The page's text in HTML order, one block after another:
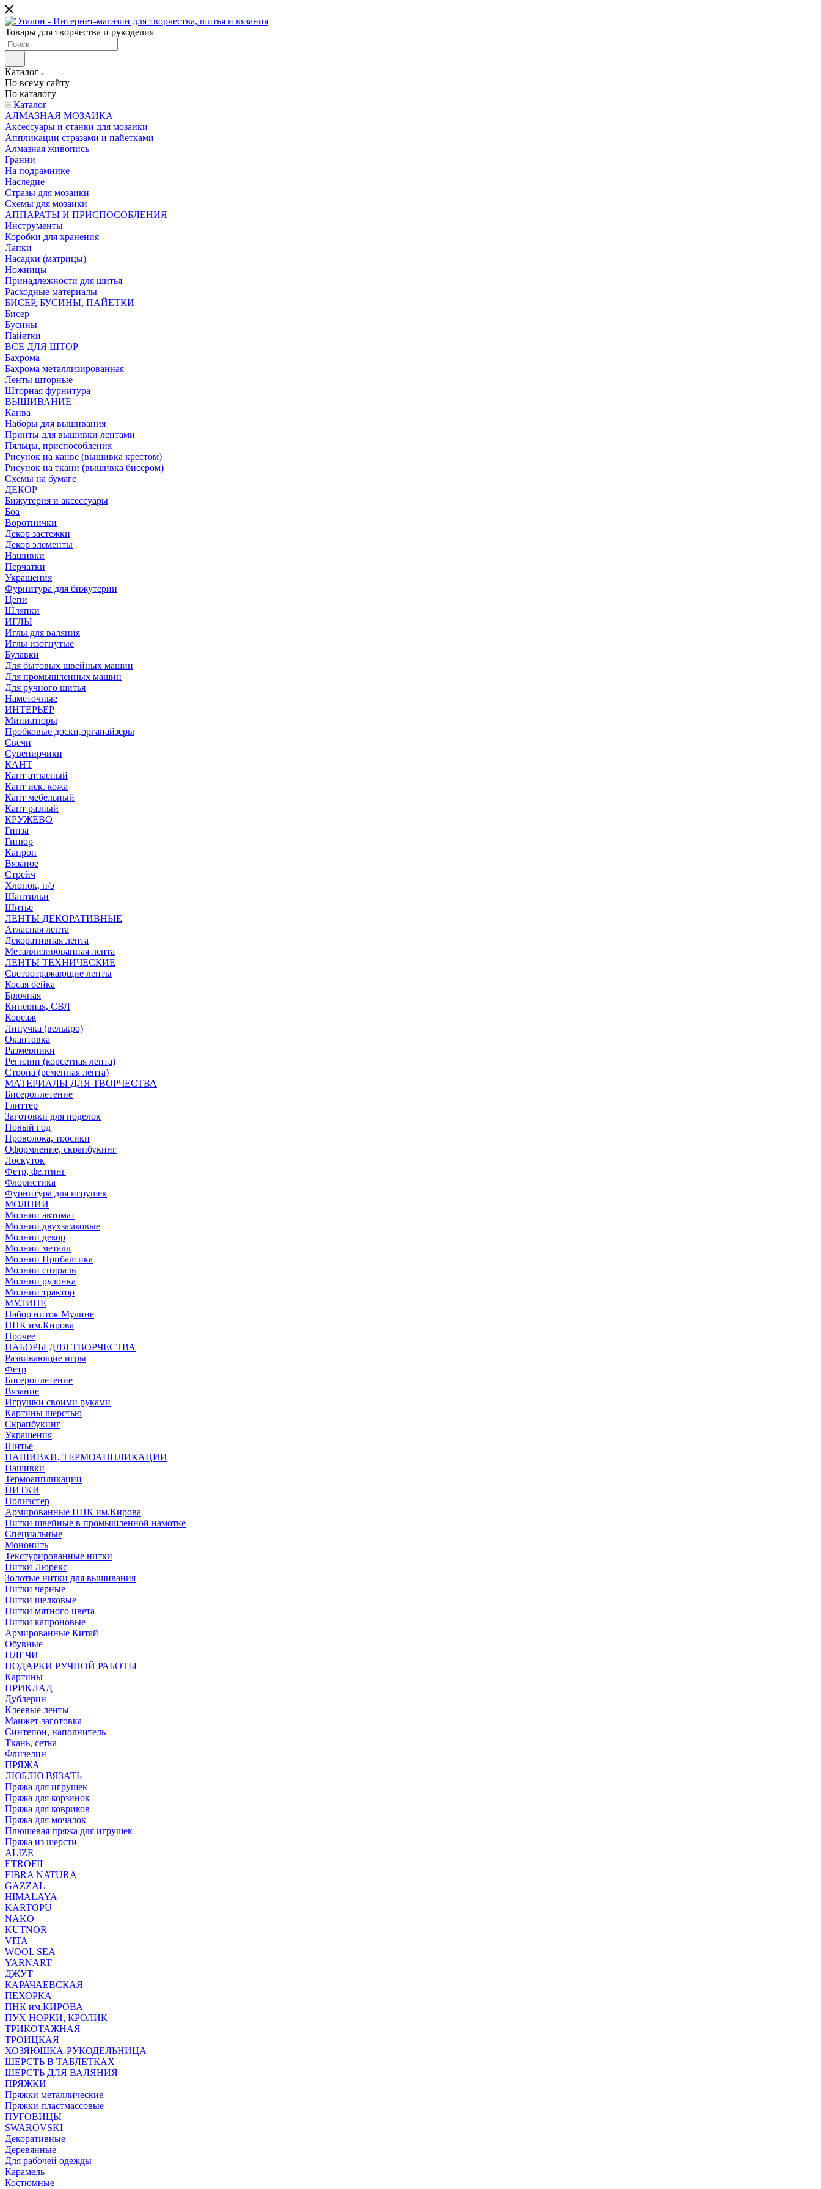
Товары для творчества и рукоделия
Каталог
По всему сайту
По каталогу
Каталог
АЛМАЗНАЯ МОЗАИКА
Аксессуары и станки для мозаики
Аппликации стразами и пайетками
Алмазная живопись
Гранни
На подрамнике
Наследие
Стразы для мозаики
Схемы для мозаики
АППАРАТЫ И ПРИСПОСОБЛЕНИЯ
Инструменты
Коробки для хранения
Лапки
Насадки (матрицы)
Ножницы
Принадлежности для шитья
Расходные материалы
БИСЕР, БУСИНЫ, ПАЙЕТКИ
Бисер
Бусины
Пайетки
ВСЕ ДЛЯ ШТОР
Бахрома
Бахрома металлизированная
Ленты шторные
Шторная фурнитура
ВЫШИВАНИЕ
Канва
Наборы для вышивания
Принты для вышивки лентами
Пяльцы, приспособления
Рисунок на канве (вышивка крестом)
Рисунок на ткани (вышивка бисером)
Схемы на бумаге
ДЕКОР
Бижутерия и аксессуары
Боа
Воротнички
Декор застежки
Декор элементы
Нашивки
Перчатки
Украшения
Фурнитура для бижутерии
Цепи
Шляпки
ИГЛЫ
Иглы для валяния
Иглы изогнутые
Булавки
Для бытовых швейных машин
Для промышленных машин
Для ручного шитья
Наметочные
ИНТЕРЬЕР
Миниатюры
Пробковые доски,органайзеры
Свечи
Сувенирчики
КАНТ
Кант атласный
Кант иск. кожа
Кант мебельный
Кант разный
КРУЖЕВО
Гинза
Гипюр
Капрон
Вязаное
Стрейч
Хлопок, п/э
Шантильи
Шитье
ЛЕНТЫ ДЕКОРАТИВНЫЕ
Атласная лента
Декоративная лента
Металлизированная лента
ЛЕНТЫ ТЕХНИЧЕСКИЕ
Светоотражающие ленты
Косая бейка
Брючная
Киперная, СВЛ
Корсаж
Липучка (велькро)
Окантовка
Размерники
Регилин (корсетная лента)
Стропа (ременная лента)
МАТЕРИАЛЫ ДЛЯ ТВОРЧЕСТВА
Бисероплетение
Глиттер
Заготовки для поделок
Новый год
Проволока, тросики
Оформление, скрапбукинг
Лоскуток
Фетр, фелтинг
Флористика
Фурнитура для игрушек
МОЛНИИ
Молнии автомат
Молнии двухзамковые
Молнии декор
Молнии металл
Молнии Прибалтика
Молнии спираль
Молнии рулонка
Молнии трактор
МУЛИНЕ
Набор ниток Мулине
ПНК им.Кирова
Прочее
НАБОРЫ ДЛЯ ТВОРЧЕСТВА
Развивающие игры
Фетр
Бисероплетение
Вязание
Игрушки своими руками
Картины шерстью
Скрапбукинг
Украшения
Шитье
НАШИВКИ, ТЕРМОАППЛИКАЦИИ
Нашивки
Термоаппликации
НИТКИ
Полиэстер
Армированные ПНК им.Кирова
Нитки швейные в промышленной намотке
Специальные
Мононить
Текстурированные нитки
Нитки Люрекс
Золотые нитки для вышивания
Нитки черные
Нитки шелковые
Нитки мятного цвета
Нитки капроновые
Армированные Китай
Обувные
ПЛЕЧИ
ПОДАРКИ РУЧНОЙ РАБОТЫ
Картины
ПРИКЛАД
Дублерин
Клеевые ленты
Манжет-заготовка
Синтепон, наполнитель
Ткань, сетка
Флизелин
ПРЯЖА
ЛЮБЛЮ ВЯЗАТЬ
Пряжа для игрушек
Пряжа для корзинок
Пряжа для ковриков
Пряжа для мочалок
Плюшевая пряжа для игрушек
Пряжа из шерсти
ALIZE
ETROFIL
FIBRA NATURA
GAZZAL
HIMALAYA
KARTOPU
NAKO
KUTNOR
VITA
WOOL SEA
YARNART
ДЖУТ
КАРАЧАЕВСКАЯ
ПЕХОРКА
ПНК им.КИРОВА
ПУХ НОРКИ, КРОЛИК
ТРИКОТАЖНАЯ
ТРОИЦКАЯ
ХОЗЯЮШКА-РУКОДЕЛЬНИЦА
ШЕРСТЬ В ТАБЛЕТКАХ
ШЕРСТЬ ДЛЯ ВАЛЯНИЯ
ПРЯЖКИ
Пряжки металлические
Пряжки пластмассовые
ПУГОВИЦЫ
SWAROVSKI
Декоративные
Деревянные
Для рабочей одежды
Карамель
Костюмные